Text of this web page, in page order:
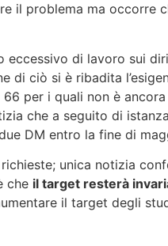
il problema ma occorre
di lavoro sui
di ciò si è ribadita
per i quali non è
che a seguito di
DM entro la fine di
unica notizia
che il target resterà
il target degli